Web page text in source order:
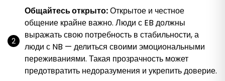
Общайтесь открыто:Открытое и честное
общение крайне важно. Люди с EB должны
выражать свою потребность в стабильности, а
люди с NB — делиться своими эмоциональными
переживаниями. Такая прозрачность может
предотвратить недоразумения и укрепить доверие.